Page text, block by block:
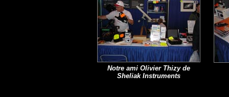
Notre ami Olivier Thizy de
Sheliak Instruments